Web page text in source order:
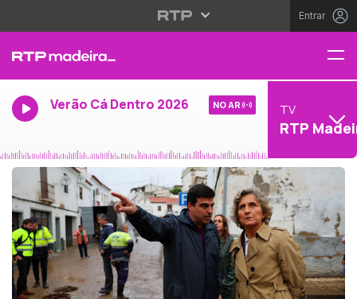
Entrar
Verão Cá Dentro 2026 NO AR TV
RTP